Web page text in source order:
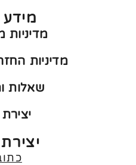
מידע
מדיניות
מדיניות
שאלות